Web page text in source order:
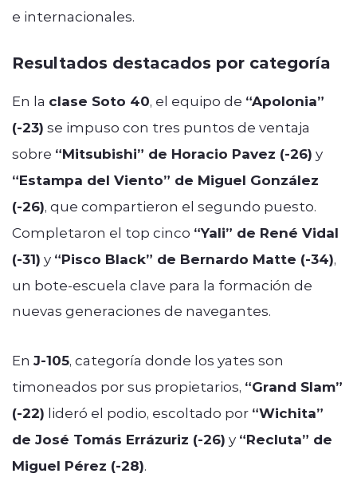
e internacionales.
Resultados destacados por categoría
En la clase Soto 40, el equipo de “Apolonia”
(-23) se impuso con tres puntos de ventaja
sobre “Mitsubishi” de Horacio Pavez (-26) y
“Estampa del Viento” de Miguel González
(-26), que compartieron el segundo puesto.
Completaron el top cinco “Yali” de René Vidal
(-31) y “Pisco Black” de Bernardo Matte (-34),
un bote-escuela clave para la formación de
nuevas generaciones de navegantes.
En J-105, categoría donde los yates son
timoneados por sus propietarios, “Grand Slam”
(-22) lideró el podio, escoltado por “Wichita”
de José Tomás Errázuriz (-26) y “Recluta” de
Miguel Pérez (-28).